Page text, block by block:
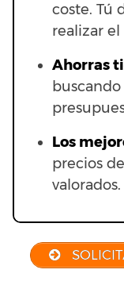
coste. Tú
realizar el
Ahorras t
Los
precios
valorados.